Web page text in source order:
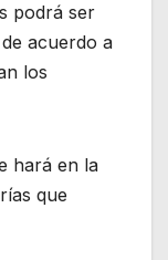
podrá ser
acuerdo a
los
hará en la
que